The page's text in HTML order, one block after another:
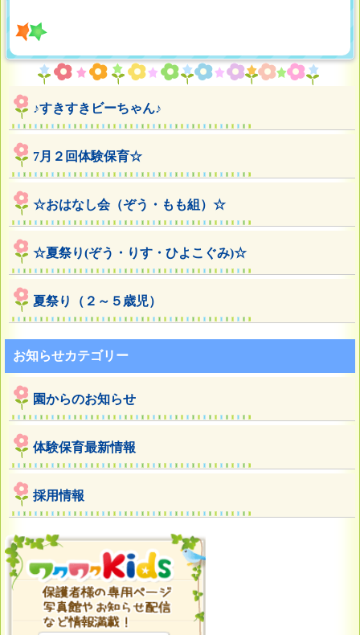
♪すきすきビーちゃん♪
7月２回体験保育☆
☆おはなし会（ぞう・もも組）☆
☆夏祭り(ぞう・りす・ひよこぐみ)☆
夏祭り（２～５歳児）
お知らせカテゴリー
園からのお知らせ
体験保育最新情報
採用情報